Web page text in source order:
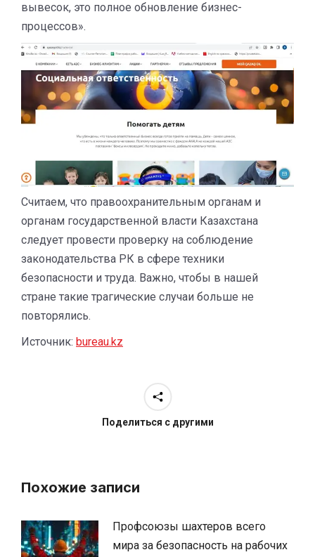
вывесок, это полное обновление бизнес-
процессов».
Считаем, что правоохранительным органам и
органам государственной власти Казахстана
следует провести проверку на соблюдение
законодательства РК в сфере техники
безопасности и труда. Важно, чтобы в нашей
стране такие трагические случаи больше не
повторялись.
Источник: bureau.kz
Поделиться с другими
Похожие записи
Профсоюзы шахтеров всего
мира за безопасность на рабочих